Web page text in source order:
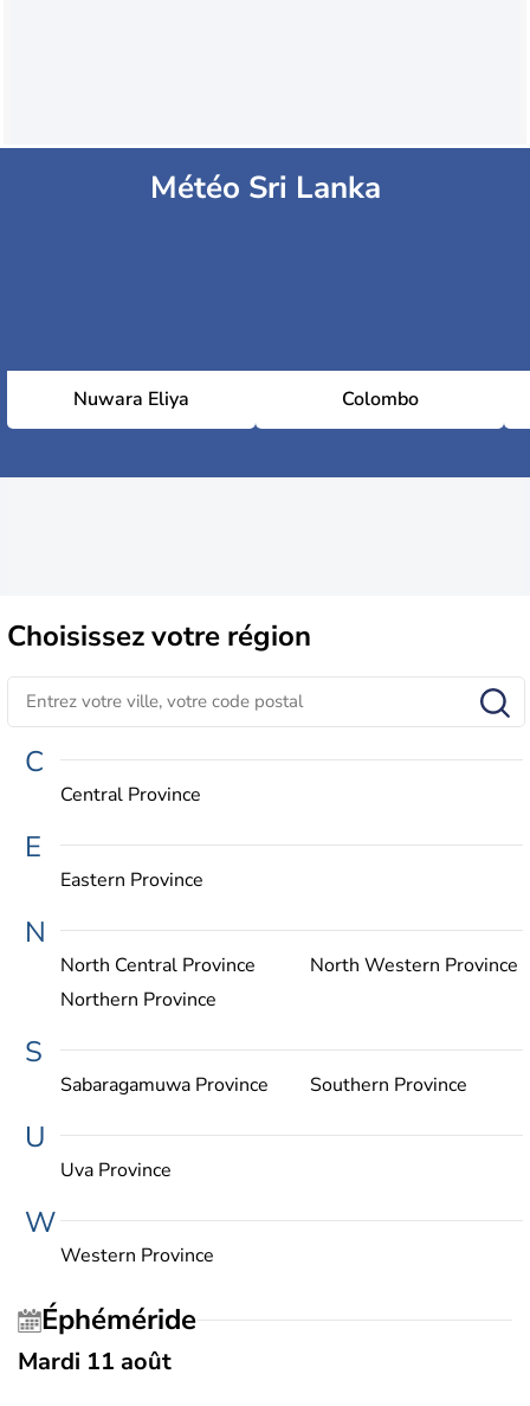
Météo Sri Lanka
Nuwara Eliya Colombo
Choisissezvotre région
C
Central Province
E
Eastern Province
N
North Central Province
North Western Province
Northern Province
S
Sabaragamuwa Province Southern Province
U
Uva Province
W
Western Province
Éphéméride
Mardi 11 août